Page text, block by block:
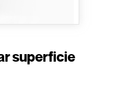
superficie